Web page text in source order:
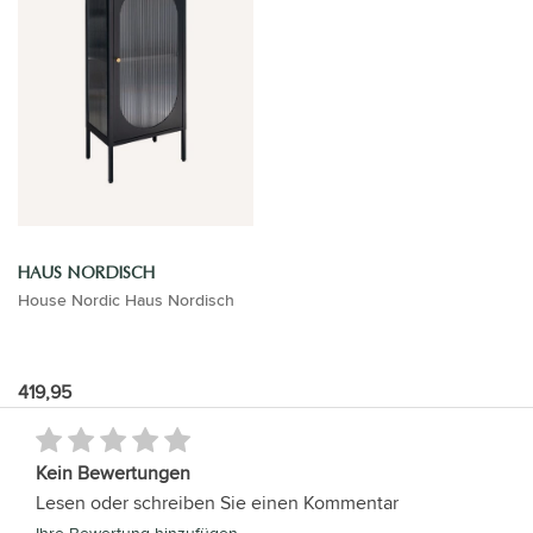
HAUS NORDISCH
House Nordic Haus Nordisch
419,95
Kein Bewertungen
Lesen oder schreiben Sie einen Kommentar